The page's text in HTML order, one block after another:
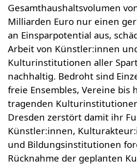
Gesamthaushaltsvolumen
Milliarden Euro nur einen
an Einsparpotential aus,
Arbeit von Künstler:innen
Kulturinstitutionen aller
nachhaltig. Bedroht sind
freie Ensembles, Vereine bis
tragenden
Dresden zerstört damit ihr
Künstler:innen,
und Bildungsinstitutionen
Rücknahme der geplanten